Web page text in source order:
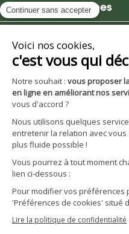
Moulin des Moines
Avantages et services